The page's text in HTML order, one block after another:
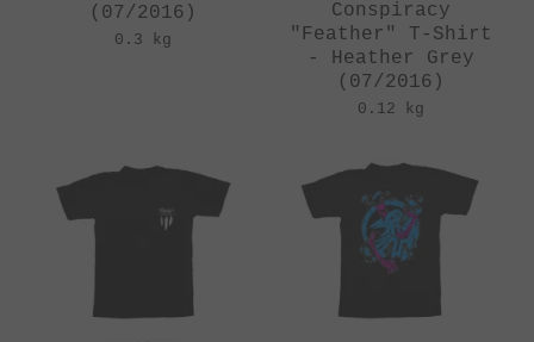
(07/2016)
0.3 kg
Conspiracy
"Feather" T-Shirt
- Heather Grey
(07/2016)
0.12 kg